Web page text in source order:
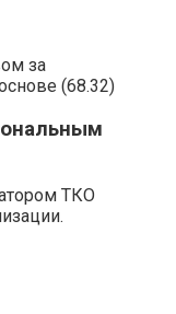
за
(68.32)
ТКО